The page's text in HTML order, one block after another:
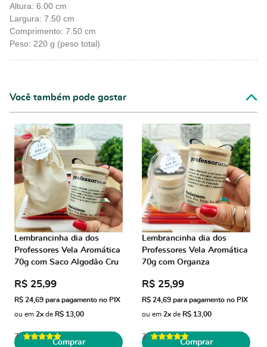
Altura: 6.00 cm
Largura: 7.50 cm
Comprimento: 7.50 cm
Peso: 220 g (peso total)
Você também pode gostar
Lembrancinha dia dos
Professores Vela Aromática
70g com Saco Algodão Cru
7
R$ 25,99
R$ 24,69 para pagamento no PIX
ou em 2x de R$ 13,00
Comprar
Lembrancinha dia dos
Professores Vela Aromática
70g com Organza
3
R$ 25,99
R$ 24,69 para pagamento no PIX
ou em 2x de R$ 13,00
Comprar